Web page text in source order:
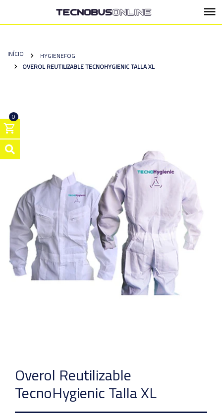
0
INÍCIO
HYGIENEFOG
OVEROL REUTILIZABLE TECNOHYGIENIC TALLA XL
Overol Reutilizable
TecnoHygienic Talla XL